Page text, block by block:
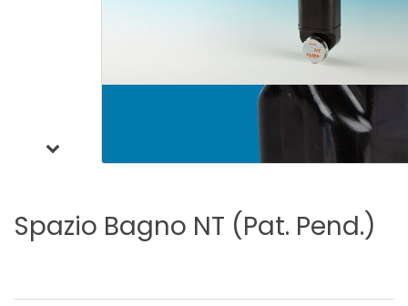
Spazio Bagno NT (Pat. Pend.)